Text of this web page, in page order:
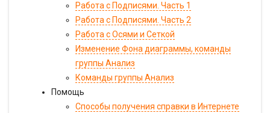
Работа с Подписями. Часть 1
Работа с Подписями. Часть 2
Работа с Осями и Сеткой
Изменение Фона диаграммы, команды
группы Анализ
Команды группы Анализ
Помощь
Способы получения справки в Интернете